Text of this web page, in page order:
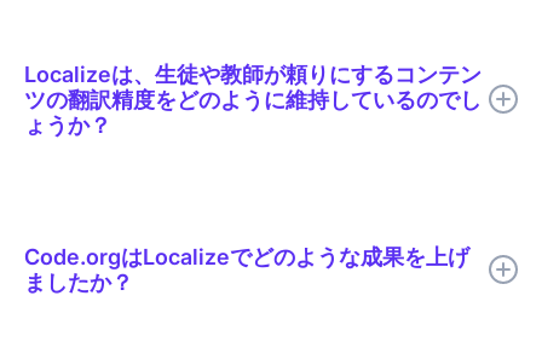
Localizeは、生徒や教師が頼りにするコンテン
ツの翻訳精度をどのように維持しているのでし
ょうか？
グラミング用語も容易に発見できます。Code.orgがサポートす
る29言語すべてにおいて、「ループ」や「関数」といった用語
Code.orgはLocalizeでどのような成果を上げ
ましたか？